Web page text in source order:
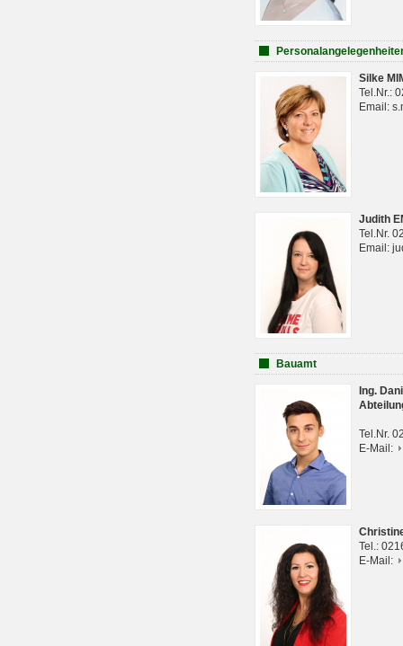
Silke
Tel.Nr.:
Email:
Judith
Tel.Nr.
Email:
Bauamt
Ing.
Tel.Nr.
E-Mail:
Tel.:
E-Mail: